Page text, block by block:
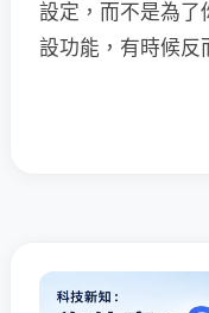
設定，而不是為了
設功能，有時候反